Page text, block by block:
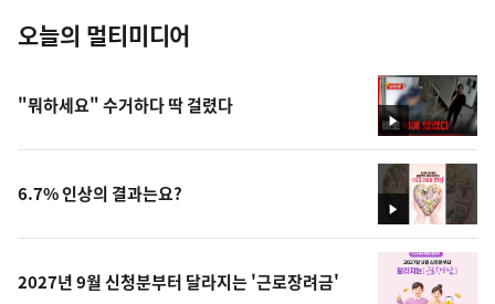
오늘의 멀티미디어
영
상
"뭐하세요" 수거하다 딱 걸렸다
영
상
6.7% 인상의 결과는요?
2027년 9월 신청분부터 달라지는 '근로장려금'